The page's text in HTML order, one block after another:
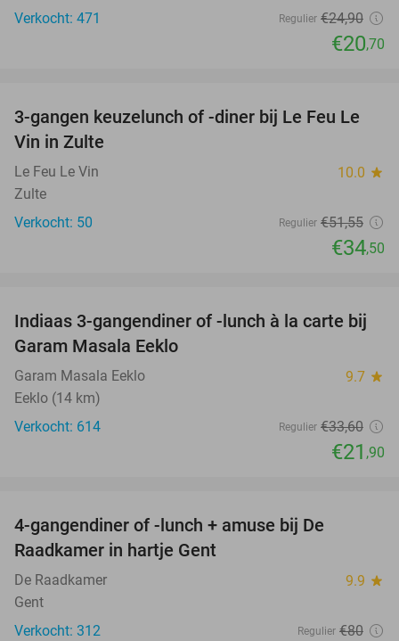
Verkocht: 471
Regulier €24,90
€20,70
33%
3-gangen keuzelunch of -diner bij Le Feu Le
Vin in Zulte
Le Feu Le Vin 10.0 star
Zulte
Verkocht: 50
Regulier €51,55
€34,50
35%
Indiaas 3-gangendiner of -lunch à la carte bij
Garam Masala Eeklo
Garam Masala Eeklo 9.7 star
Eeklo (14 km)
Verkocht: 614
Regulier €33,60
€21 ,90
4-gangendiner of -lunch + amuse bij De
Raadkamer in hartje Gent
De Raadkamer 9.9 star
Gent
Verkocht: 312
Regulier €80